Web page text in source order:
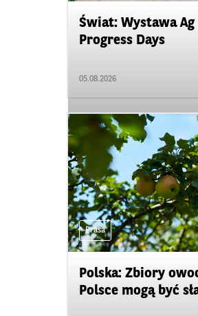
Świat: Wystawa Ag
Progress Days
05.08.2026
Prasa
Polska: Zbiory
Polsce mogą być